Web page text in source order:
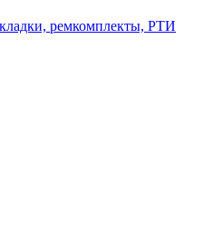
ремкомплекты, РТИ